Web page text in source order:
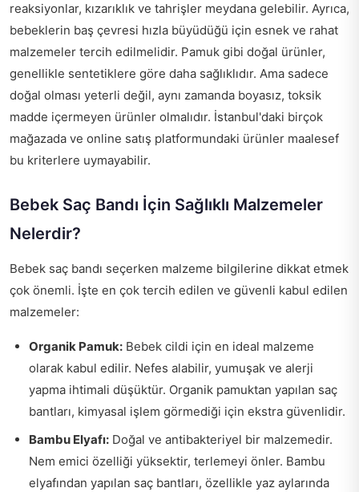
reaksiyonlar, kızarıklık ve tahrişler meydana gelebilir. Ayrıca,
bebeklerin baş çevresi hızla büyüdüğü için esnek ve rahat
malzemeler tercih edilmelidir. Pamuk gibi doğal ürünler,
genellikle sentetiklere göre daha sağlıklıdır. Ama sadece
doğal olması yeterli değil, aynı zamanda boyasız, toksik
madde içermeyen ürünler olmalıdır. İstanbul'daki birçok
mağazada ve online satış platformundaki ürünler maalesef
bu kriterlere uymayabilir.
Bebek Saç Bandı İçin Sağlıklı Malzemeler
Nelerdir?
Bebek saç bandı seçerken malzeme bilgilerine dikkat etmek
çok önemli. İşte en çok tercih edilen ve güvenli kabul edilen
malzemeler:
Organik Pamuk: Bebek cildi için en ideal malzeme
olarak kabul edilir. Nefes alabilir, yumuşak ve alerji
yapma ihtimali düşüktür. Organik pamuktan yapılan saç
bantları, kimyasal işlem görmediği için ekstra güvenlidir.
Bambu Elyafı: Doğal ve antibakteriyel bir malzemedir.
Nem emici özelliği yüksektir, terlemeyi önler. Bambu
elyafından yapılan saç bantları, özellikle yaz aylarında